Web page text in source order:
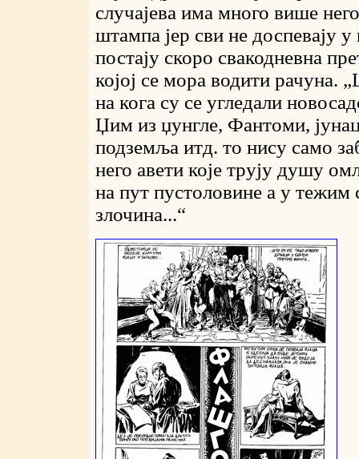
случајева има много више
штампа јер сви не доспевају
постају скоро свакодневна
којој се мора водити рачуна.
на кога су се угледали
Џим из џунгле, Фантоми,
подземља итд. то нису само
него авети које трују душу
на пут пустоловине а у тежим
злочина...“